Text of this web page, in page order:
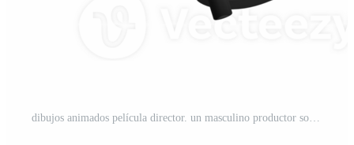
dibujos animados película director. un masculino productor soportes ligeramente doblado terminado mientras mirando a un estudio cámara en frente de a él. película estilo PNG Pro